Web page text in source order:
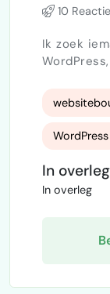
10
Ik zoek
in
uurtarief. Het gaat om een eenmalig
WordPress
In overleg
In overleg